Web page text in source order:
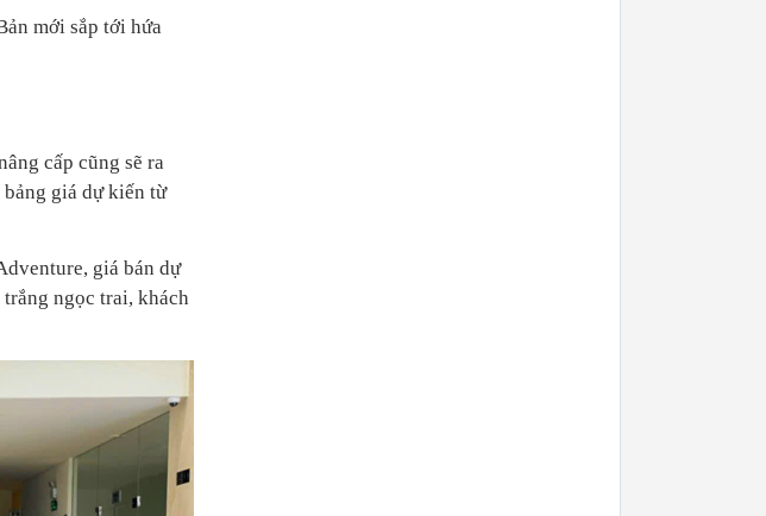
mới sắp tới hứa
cấp cũng sẽ ra
giá dự kiến từ
giá bán dự
ngọc trai, khách